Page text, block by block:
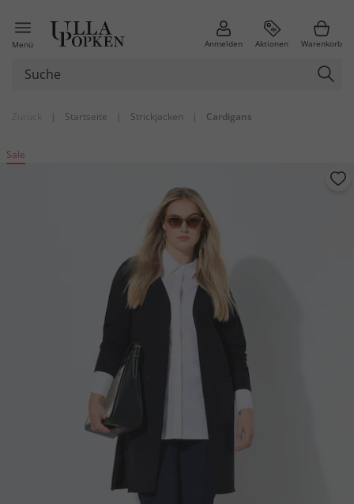
Menü Anmelden Aktionen Warenkorb
| Startseite | Strickjacken | Cardigans
Sale